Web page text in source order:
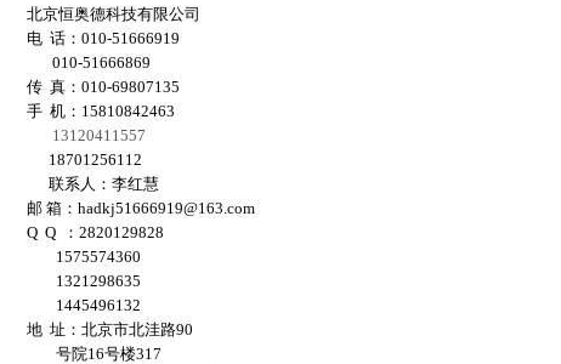
北京恒奥德科技有限公司
电 话：010-51666919
010-51666869
传 真：010-69807135
手 机：15810842463
13120411557
18701256112
联系人：李红慧
邮 箱： hadkj51666919@163.com
Q Q ：2820129828
1575574360
1321298635
1445496132
地 址：北京市北洼路90
号院16号楼317